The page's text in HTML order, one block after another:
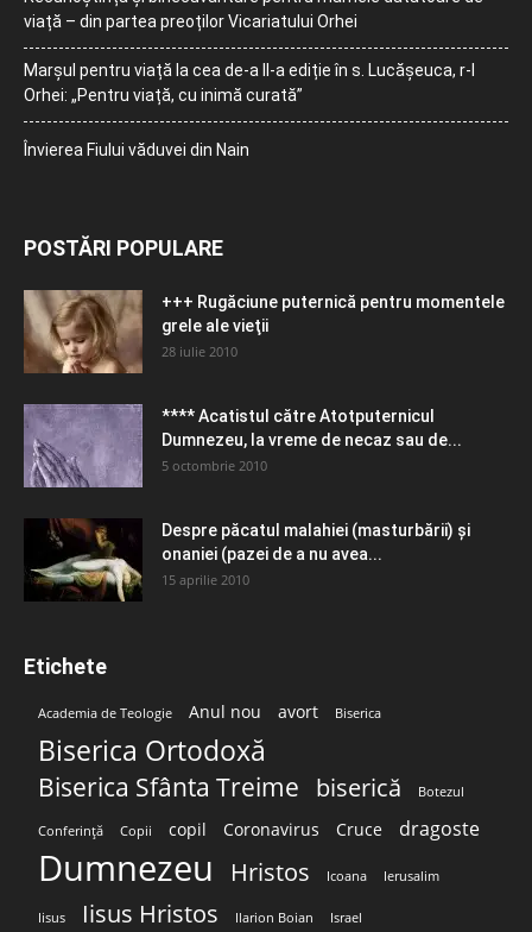
viață – din partea preoților Vicariatului Orhei
Marșul pentru viață la cea de-a II-a ediție în s. Lucășeuca, r-l
Orhei: „Pentru viață, cu inimă curată”
Învierea Fiului văduvei din Nain
POSTĂRI POPULARE
+++ Rugăciune puternică pentru momentele
grele ale vieţii
28 iulie 2010
**** Acatistul către Atotputernicul
Dumnezeu, la vreme de necaz sau de...
5 octombrie 2010
Despre păcatul malahiei (masturbării) şi
onaniei (pazei de a nu avea...
15 aprilie 2010
Etichete
Academia de Teologie Anul nou avort Biserica
Biserica Ortodoxă
Biserica Sfânta Treime biserică Botezul
Conferință Copii copil Coronavirus Cruce dragoste
Dumnezeu Hristos Icoana Ierusalim
Iisus Iisus Hristos Ilarion Boian Israel